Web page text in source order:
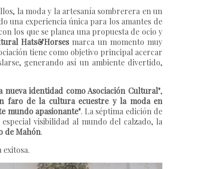
la moda y la artesanía sombrerera en un
una experiencia única para los amantes de
los que se planea una propuesta de ocio y
Hats&Horses marca un momento muy
tiene como objetivo principal acercar
generando así un ambiente divertido,
identidad como Asociación Cultural",
faro de la cultura ecuestre y la moda en
mundo apasionante". La séptima edición de
visibilidad al mundo del calzado, la
de Mahón.